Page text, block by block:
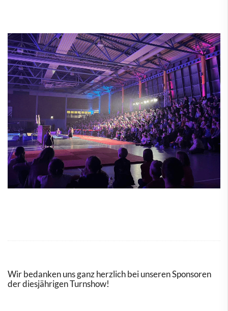
Wir bedanken uns ganz herzlich bei unseren Sponsoren
der diesjährigen Turnshow!